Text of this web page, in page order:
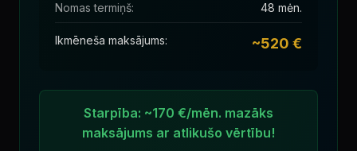
Nomas termiņš: 48 mėn.
Ikmēneša maksājums: ~520 €
Starpība: ~170 €/mēn. mazāks
maksājums ar atlikušo vērtību!